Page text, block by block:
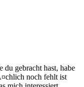
du gebracht hast, habe
noch fehlt ist